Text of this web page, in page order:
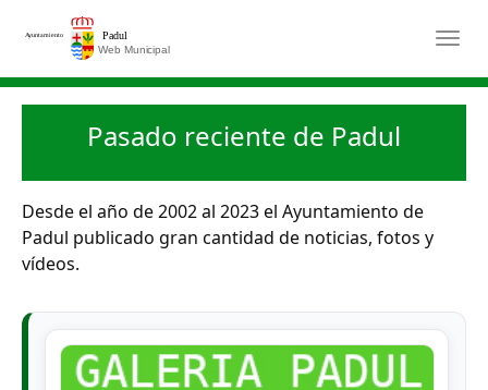
Saltar al contenido principal
Pasado reciente de Padul
Desde el año de 2002 al 2023 el Ayuntamiento de
Padul publicado gran cantidad de noticias, fotos y
vídeos.